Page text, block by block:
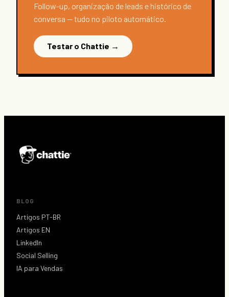
Follow-up, organização de leads e histórico de
conversa — tudo no piloto automático.
Testar o Chattie →
BLOG
Artigos PT-BR
Artigos EN
LinkedIn
Social Selling
IA para Vendas